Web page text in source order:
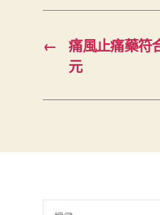
←
痛風止痛藥符
元